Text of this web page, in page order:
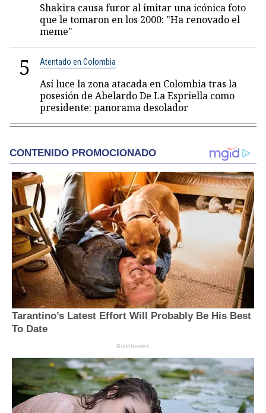
Shakira causa furor al imitar una icónica foto
que le tomaron en los 2000: "Ha renovado el
meme"
5 Atentado en Colombia
Así luce la zona atacada en Colombia tras la
posesión de Abelardo De La Espriella como
presidente: panorama desolador